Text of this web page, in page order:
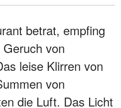
betrat, empfing
von
leise Klirren von
von
die Luft. Das Licht